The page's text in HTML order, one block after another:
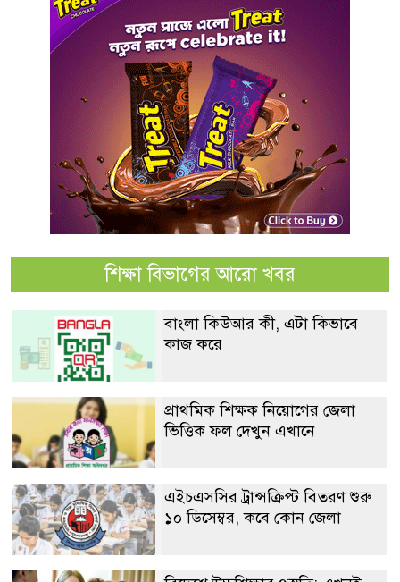
শিক্ষা বিভাগের আরো খবর
বাংলা কিউআর কী, এটা কিভাবে
কাজ করে
প্রাথমিক শিক্ষক নিয়োগের জেলা
ভিত্তিক ফল দেখুন এখানে
এইচএসসির ট্রান্সক্রিপ্ট বিতরণ শুরু
১০ ডিসেম্বর, কবে কোন জেলা